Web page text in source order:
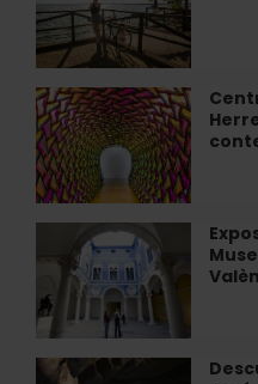
l’Albufera
de
València
en
bici
Centro
de
Arte
Hortensia
Herrero:
Una
arte
contemporáneo
València
Exposición
permanente
Museo
de
Bellas
Artes
Descubre